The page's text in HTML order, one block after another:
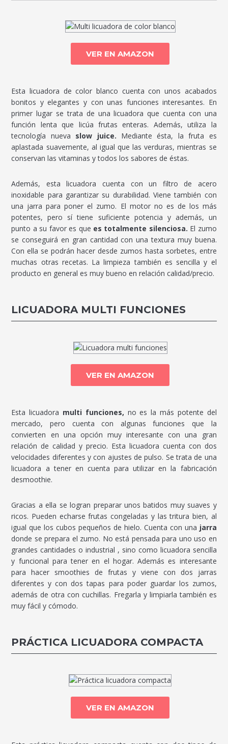
VER EN AMAZON
Esta licuadora de color blanco cuenta con unos acabados
bonitos y elegantes y con unas funciones interesantes. En
primer lugar se trata de una licuadora que cuenta con una
función lenta que licúa frutas enteras. Además, utiliza la
tecnología nueva slow juice. Mediante ésta, la fruta es
aplastada suavemente, al igual que las verduras, mientras se
conservan las vitaminas y todos los sabores de éstas.
Además, esta licuadora cuenta con un filtro de acero
inoxidable para garantizar su durabilidad. Viene también con
una jarra para poner el zumo. El motor no es de los más
potentes, pero sí tiene suficiente potencia y además, un
punto a su favor es que es totalmente silenciosa. El zumo
se conseguirá en gran cantidad con una textura muy buena.
Con ella se podrán hacer desde zumos hasta sorbetes, entre
muchas otras recetas. La limpieza también es sencilla y el
producto en general es muy bueno en relación calidad/precio.
LICUADORA MULTI FUNCIONES
VER EN AMAZON
Esta licuadora multi funciones, no es la más potente del
mercado, pero cuenta con algunas funciones que la
convierten en una opción muy interesante con una gran
relación de calidad y precio. Esta licuadora cuenta con dos
velocidades diferentes y con ajustes de pulso. Se trata de una
licuadora a tener en cuenta para utilizar en la fabricación
desmoothie.
Gracias a ella se logran preparar unos batidos muy suaves y
ricos. Pueden echarse frutas congeladas y las tritura bien, al
igual que los cubos pequeños de hielo. Cuenta con una jarra
donde se prepara el zumo. No está pensada para uno uso en
grandes cantidades o industrial , sino como licuadora sencilla
y funcional para tener en el hogar. Además es interesante
para hacer smoothies de frutas y viene con dos jarras
diferentes y con dos tapas para poder guardar los zumos,
además de otra con cuchillas. Fregarla y limpiarla también es
muy fácil y cómodo.
PRÁCTICA LICUADORA COMPACTA
VER EN AMAZON